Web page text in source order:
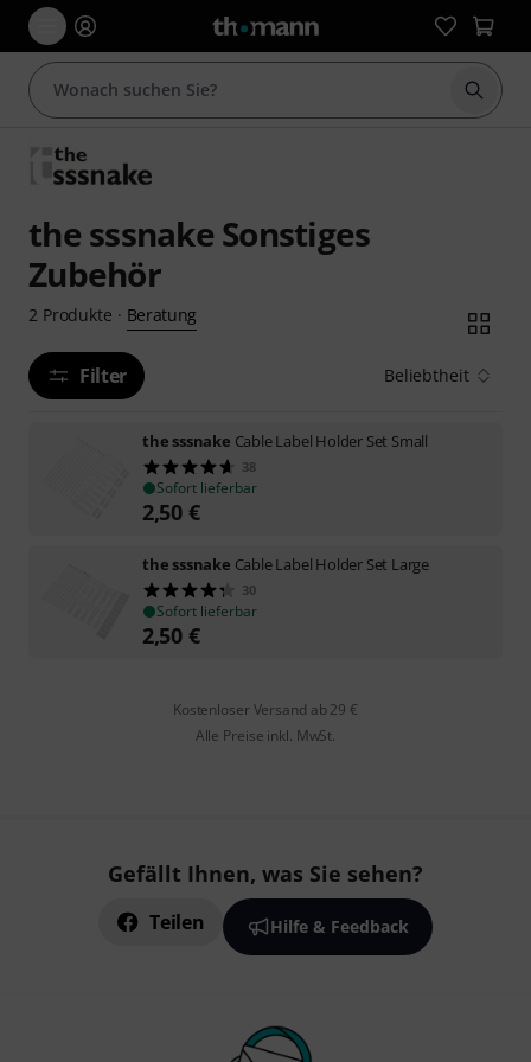
Suche
the sssnake Sonstiges
Zubehör
2 Produkte · Beratung
Filter Beliebtheit
the sssnake Cable Label Holder Set Small
38
Sofort lieferbar
2,50 €
the sssnake Cable Label Holder Set Large
30
Sofort lieferbar
2,50 €
Kostenloser Versand ab 29 €
Alle Preise inkl. MwSt.
Gefällt Ihnen, was Sie sehen?
Teilen Hilfe & Feedback